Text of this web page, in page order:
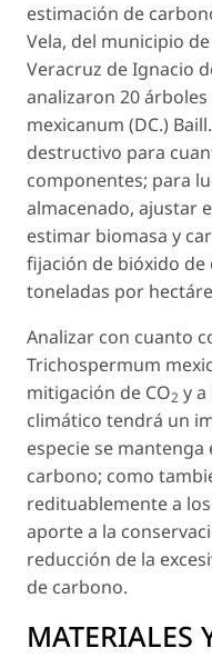
estimación de
Vela, del municipio
Veracruz de Ignacio
analizaron 20 árboles
mexicanum (DC.)
destructivo para
componentes; para
almacenado, ajustar
estimar biomasa y
fijación de bióxido de
toneladas por
Analizar con cuanto
Trichospermum
mitigación de CO2 y
climático tendrá un
especie se
carbono; como
redituablemente a
aporte a la
reducción de la
de carbono.
MATERIALES